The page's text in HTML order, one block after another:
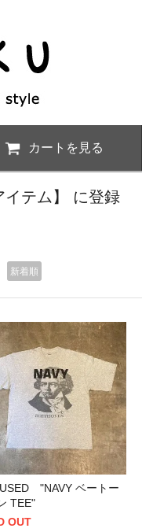
カートを見る
イテム】 に登録
新着順
USED "NAVY ベートー
TEE"
OUT